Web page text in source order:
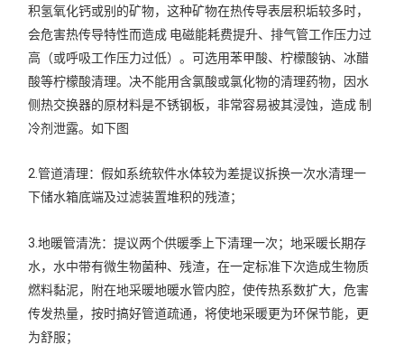
积氢氧化钙或别的矿物，这种矿物在热传导表层积垢较多时，
会危害热传导特性而造成 电磁能耗费提升、排气管工作压力过
高（或呼吸工作压力过低）。可选用苯甲酸、柠檬酸钠、冰醋
酸等柠檬酸清理。决不能用含氯酸或氯化物的清理药物，因水
侧热交换器的原材料是不锈钢板，非常容易被其浸蚀，造成 制
冷剂泄露。如下图
2.管道清理：假如系统软件水体较为差提议拆换一次水清理一
下储水箱底端及过滤装置堆积的残渣；
3.地暖管清洗：提议两个供暖季上下清理一次；地采暖长期存
水，水中带有微生物菌种、残渣，在一定标准下次造成生物质
燃料黏泥，附在地采暖地暖水管内腔，使传热系数扩大，危害
传发热量，按时搞好管道疏通，将使地采暖更为环保节能，更
为舒服；